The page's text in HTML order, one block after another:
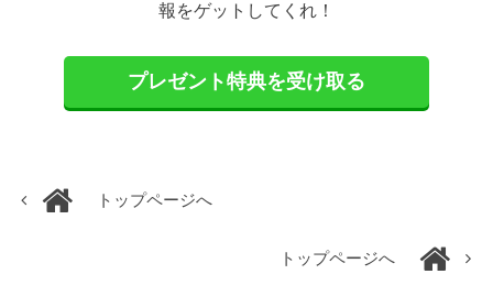
報をゲットしてくれ！
プレゼント特典を受け取る
トップページへ
トップページへ